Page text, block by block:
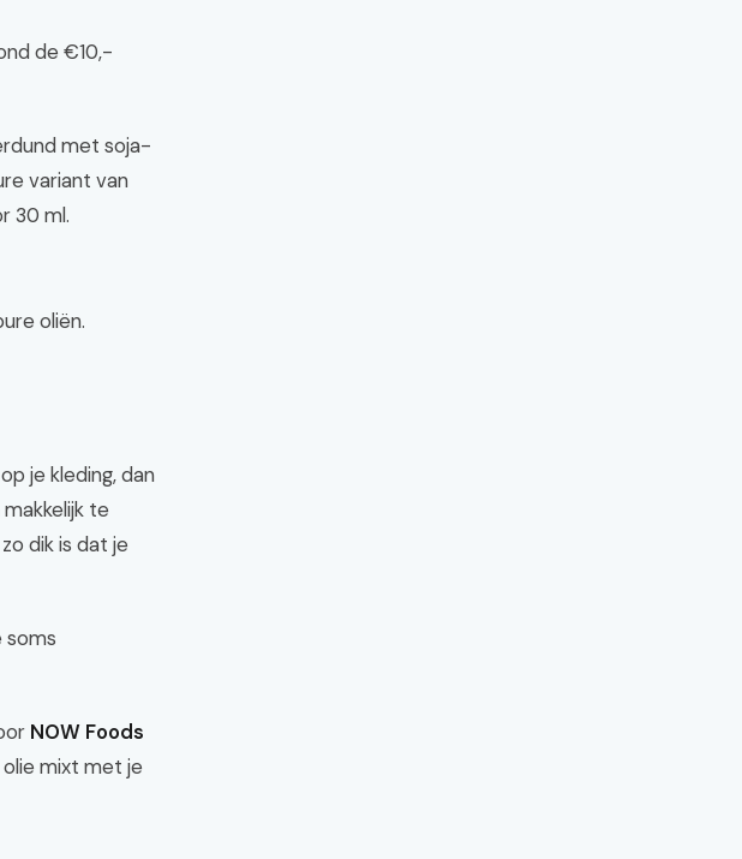
de €10,-
met soja-
variant van
30 ml.
oliën.
je kleding, dan
te
dik is dat je
soms
NOW Foods
mixt met je